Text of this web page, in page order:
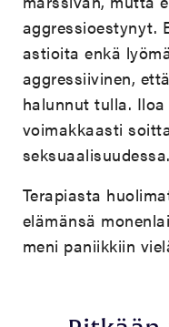
aggressioestynyt.
astioita enkä
aggressiivinen,
halunnut tulla.
voimakkaasti
Terapiasta
elämänsä
meni paniikkiin